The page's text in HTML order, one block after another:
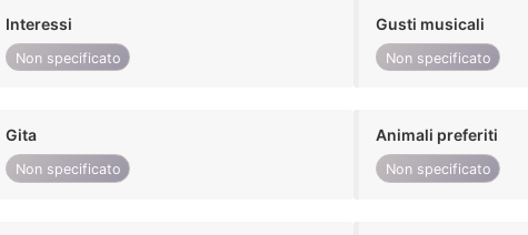
Interessi
Non specificato
Gusti musicali
Non specificato
Gita
Non specificato
Animali preferiti
Non specificato